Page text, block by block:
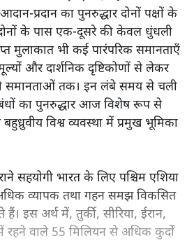
प्रदान का पुनरुद्धार दोनों पक्षों के
के पास एक-दूसरे की केवल धुंधली
मुलाकात भी कई पारंपरिक समानताएँ
और दार्शनिक दृष्टिकोणों से लेकर
समानताओं तक। इन लंबे समय से चली
का पुनरुद्धार आज विशेष रूप से
विश्व व्यवस्था में प्रमुख भूमिका
सहयोगी भारत के लिए पश्चिम एशिया
व्यापक तथा गहन समझ विकसित
इस अर्थ में, तुर्की, सीरिया, ईरान,
में रहने वाले 55 मिलियन से अधिक कुर्दों